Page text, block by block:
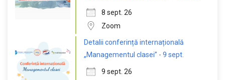
8 sept. 26
Zoom
Detalii conferință internațională
„Managementul clasei” - 9 sept.
9 sept. 26